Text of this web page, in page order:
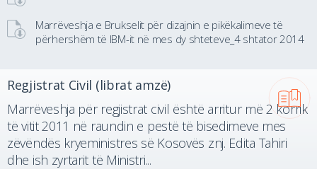
Marrëveshja e Brukselit për dizajnin e pikëkalimeve të
përhershëm të IBM-it në mes dy shteteve_4 shtator 2014
Regjistrat Civil (librat amzë)
Marrëveshja për regjistrat civil është arritur më 2 korrik
të vitit 2011 në raundin e pestë të bisedimeve mes
zëvëndës kryeministres së Kosovës znj. Edita Tahiri
dhe ish zyrtarit të Ministri...